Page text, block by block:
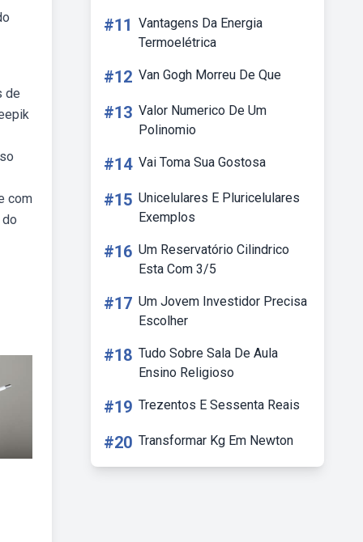
de
com
#11 Vantagens Da Energia
Termoelétrica
#12 Van Gogh Morreu De Que
#13 Valor Numerico De Um
Polinomio
#14 Vai Toma Sua Gostosa
#15 Unicelulares E Pluricelulares
Exemplos
#16 Um Reservatório Cilindrico
Esta Com 3/5
#17 Um Jovem Investidor Precisa
Escolher
#18 Tudo Sobre Sala De Aula
Ensino Religioso
#19 Trezentos E Sessenta Reais
#20 Transformar Kg Em Newton